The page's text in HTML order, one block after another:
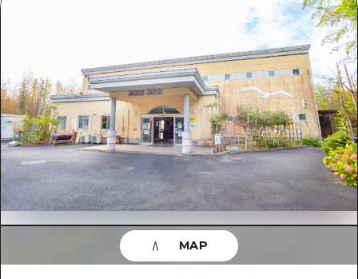
おすすめ
アート
イベント・祭り
グルメ・酒
サイクリング
ショッピング
スポーツ
モデルコース一覧
Dive! Hiroshima 公式ガイド
広島もしもトラベル
あたらしい非日常
広島市周辺
安芸
スポット・体験
スポット・体験一覧
広島市周辺
安芸
備後
備北
イベント
旬情報
お役立ち情報
お役立ち情報一覧
MAP